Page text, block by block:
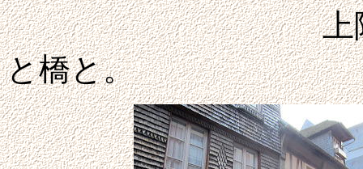
上階からの眺
と橋と。